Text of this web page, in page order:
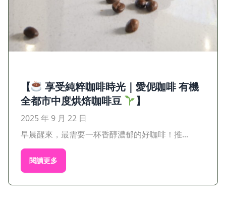
【
享受純粹咖啡時光｜愛伲咖啡 有機
全都市中度烘焙咖啡豆
】
2025 年 9 月 22 日
早晨醒來，最需要一杯香醇濃郁的好咖啡！推...
閱讀更多